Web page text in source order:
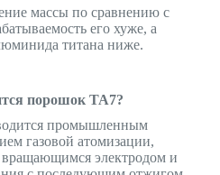
массы по сравнению с
его хуже, а
титана ниже.
порошок TA7?
промышленным
газовой атомизации,
вращающимся электродом и